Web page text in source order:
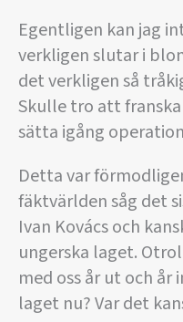
Egentligen kan jag
verkligen slutar i
det verkligen så
Skulle tro att
sätta igång
Detta var
fäktvärlden såg det
Ivan Kovács och
ungerska laget.
med oss år ut och år
laget nu? Var det